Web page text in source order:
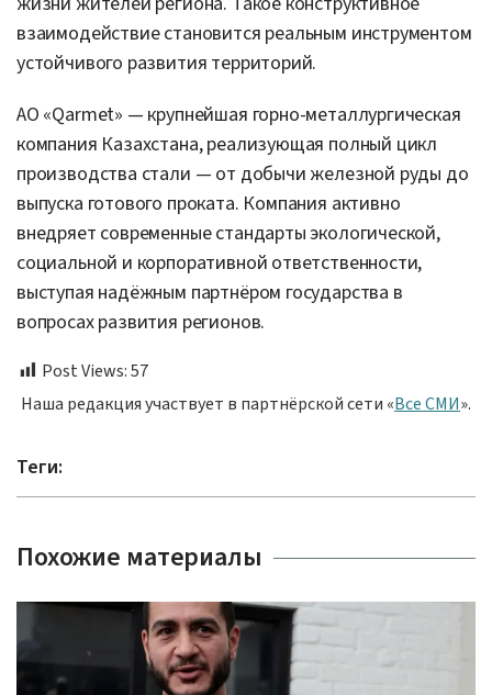
взаимодействие становится реальным инструментом
устойчивого развития территорий.
АО «Qarmet» — крупнейшая горно-металлургическая
компания Казахстана, реализующая полный цикл
производства стали — от добычи железной руды до
выпуска готового проката. Компания активно
внедряет современные стандарты экологической,
социальной и корпоративной ответственности,
выступая надёжным партнёром государства в
вопросах развития регионов.
Post Views:57
Наша редакция участвует в партнёрской сети «Все СМИ».
Теги:
Похожие материалы